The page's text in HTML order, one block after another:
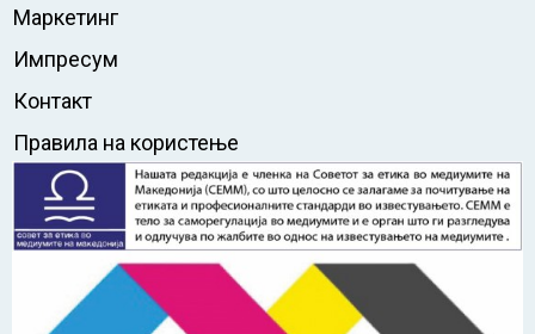
Маркетинг
Импресум
Контакт
Правила на користење